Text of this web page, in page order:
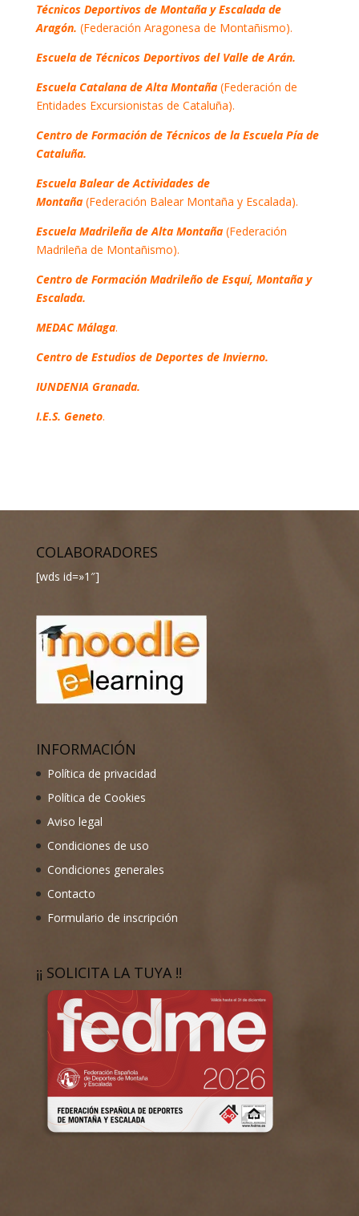
Técnicos Deportivos de Montaña y Escalada de
Aragón. (Federación Aragonesa de Montañismo).
Escuela de Técnicos Deportivos del Valle de Arán.
Escuela Catalana de Alta Montaña(Federación de
Entidades Excursionistas de Cataluña).
Centro de Formación de Técnicos de la Escuela Pía de
Cataluña.
Escuela Balear de Actividades de
Montaña(Federación Balear Montaña y Escalada).
Escuela Madrileña de Alta Montaña(Federación
Madrileña de Montañismo).
Centro de Formación Madrileño de Esquí, Montaña y
Escalada.
MEDAC Málaga.
Centro de Estudios de Deportes de Invierno.
IUNDENIA Granada.
I.E.S. Geneto.
COLABORADORES
[wds id=»1″]
INFORMACIÓN
Política de privacidad
Política de Cookies
Aviso legal
Condiciones de uso
Condiciones generales
Contacto
Formulario de inscripción
¡¡ SOLICITA LA TUYA !!